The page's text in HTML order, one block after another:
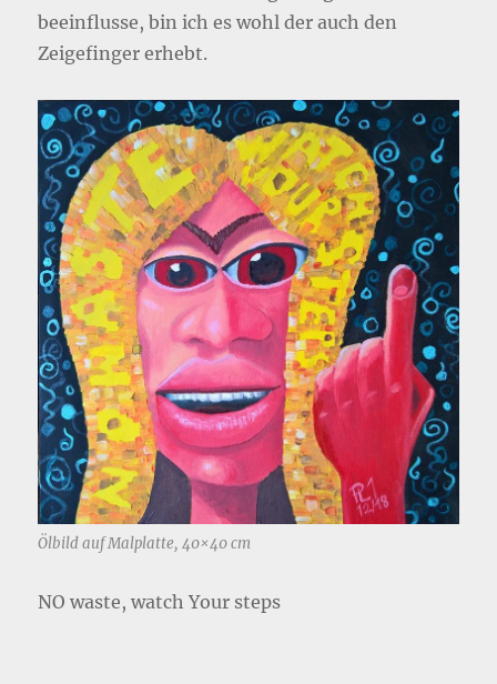
beeinflusse, bin ich es wohl der auch den
Zeigefinger erhebt.
Ölbild auf Malplatte, 40×40 cm
NO waste, watch Your steps